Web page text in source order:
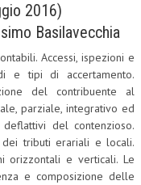
2016)
Basilavecchia
Accessi, ispezioni e
e tipi di accertamento.
del contribuente al
parziale, integrativo ed
del contenzioso.
dei tributi erariali e locali.
orizzontali e verticali. Le
e composizione delle